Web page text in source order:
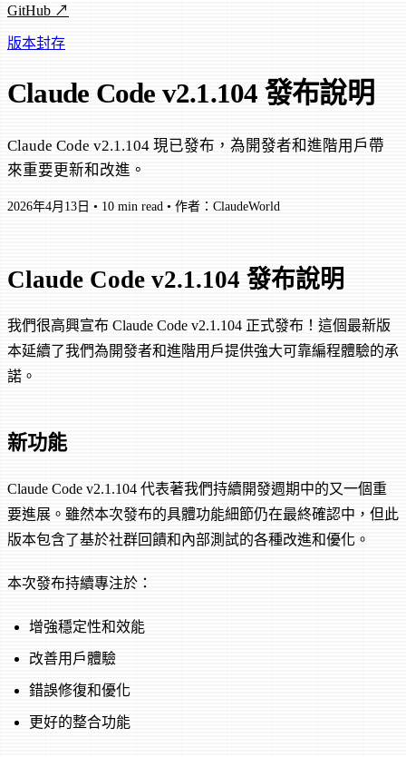
GitHub ↗
版本封存
Claude Code v2.1.104 發布說明
Claude Code v2.1.104 現已發布，為開發者和進階用戶帶
來重要更新和改進。
2026年4月13日 • 10 min read • 作者：ClaudeWorld
Claude Code v2.1.104 發布說明
我們很高興宣布 Claude Code v2.1.104 正式發布！這個最新版
本延續了我們為開發者和進階用戶提供強大可靠編程體驗的承
諾。
新功能
Claude Code v2.1.104 代表著我們持續開發週期中的又一個重
要進展。雖然本次發布的具體功能細節仍在最終確認中，但此
版本包含了基於社群回饋和內部測試的各種改進和優化。
本次發布持續專注於：
增強穩定性和效能
改善用戶體驗
錯誤修復和優化
更好的整合功能